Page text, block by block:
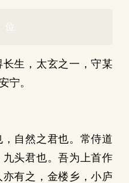
位
生，太玄之一，守某
宁。
自然之君也。常侍道
头君也。吾为上首作
有之，金楼乡，小庐